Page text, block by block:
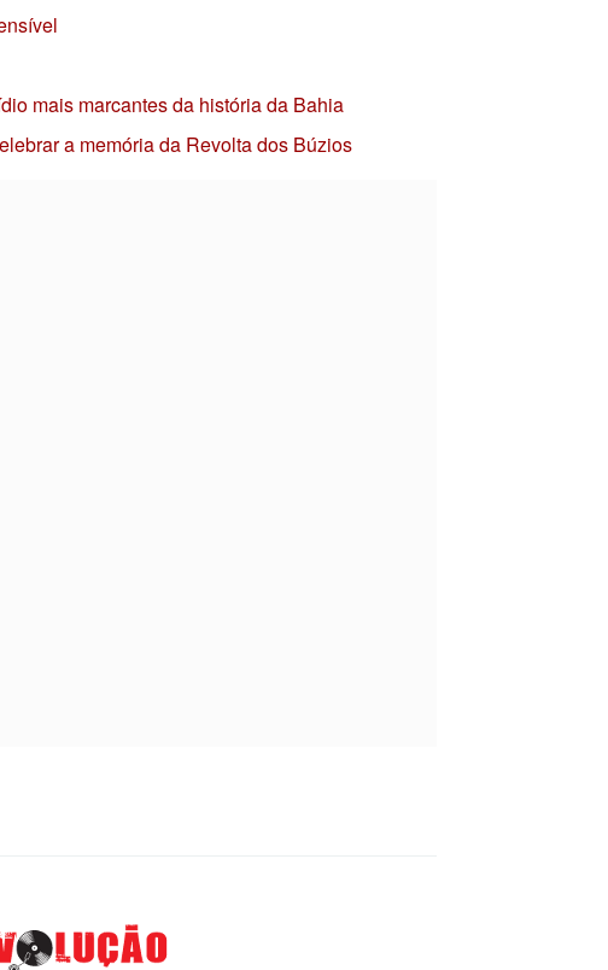
mais marcantes da história da Bahia
a memória da Revolta dos Búzios